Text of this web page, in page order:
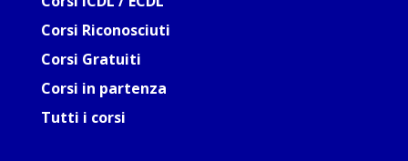
Corsi Riconosciuti
Corsi Gratuiti
Corsi in partenza
Tutti i corsi